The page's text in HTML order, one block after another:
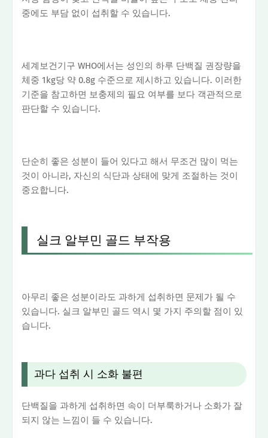
중에도 부담 없이 섭취할 수 있습니다.
세계보건기구 WHO에서는 성인의 하루 단백질 권장량을
체중 1kg당 약 0.8g 수준으로 제시하고 있습니다. 이러한
기준을 참고하면 보충제의 필요 여부를 보다 객관적으로
판단할 수 있습니다.
단순히 좋은 성분이 들어 있다고 해서 무조건 많이 먹는
것이 아니라, 자신의 식단과 상태에 맞게 조절하는 것이
중요합니다.
실크 알부민 골드 부작용
아무리 좋은 성분이라도 과하게 섭취하면 문제가 될 수
있습니다. 실크 알부민 골드 역시 몇 가지 주의할 점이 있
습니다.
과다 섭취 시 소화 불편
단백질을 과하게 섭취하면 속이 더부룩하거나 소화가 잘
되지 않는 느낌이 들 수 있습니다.